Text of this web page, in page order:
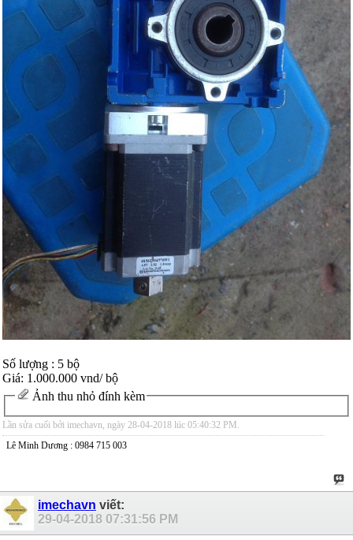
Số lượng : 5 bộ
Giá: 1.000.000 vnd/ bộ
Ảnh thu nhỏ đính kèm
Lần sửa cuối bởi imechavn, ngày 28-04-2018 lúc 05:40:32 PM.
Lê Minh Dương : 0984 715 003
imechavn viết:
29-04-2018 07:31:56 PM